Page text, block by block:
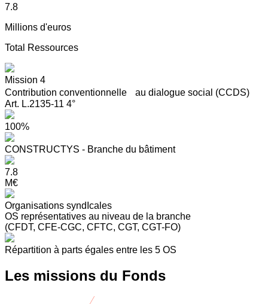
7.8
Millions d'euros
Total Ressources
Mission 4
Contribution conventionnelle au dialogue social (CCDS)
Art. L.2135-11 4°
100%
CONSTRUCTYS - Branche du bâtiment
7.8
M€
Organisations syndIcales
OS représentatives au niveau de la branche
(CFDT, CFE-CGC, CFTC, CGT, CGT-FO)
Répartition à parts égales entre les 5 OS
Les missions du Fonds